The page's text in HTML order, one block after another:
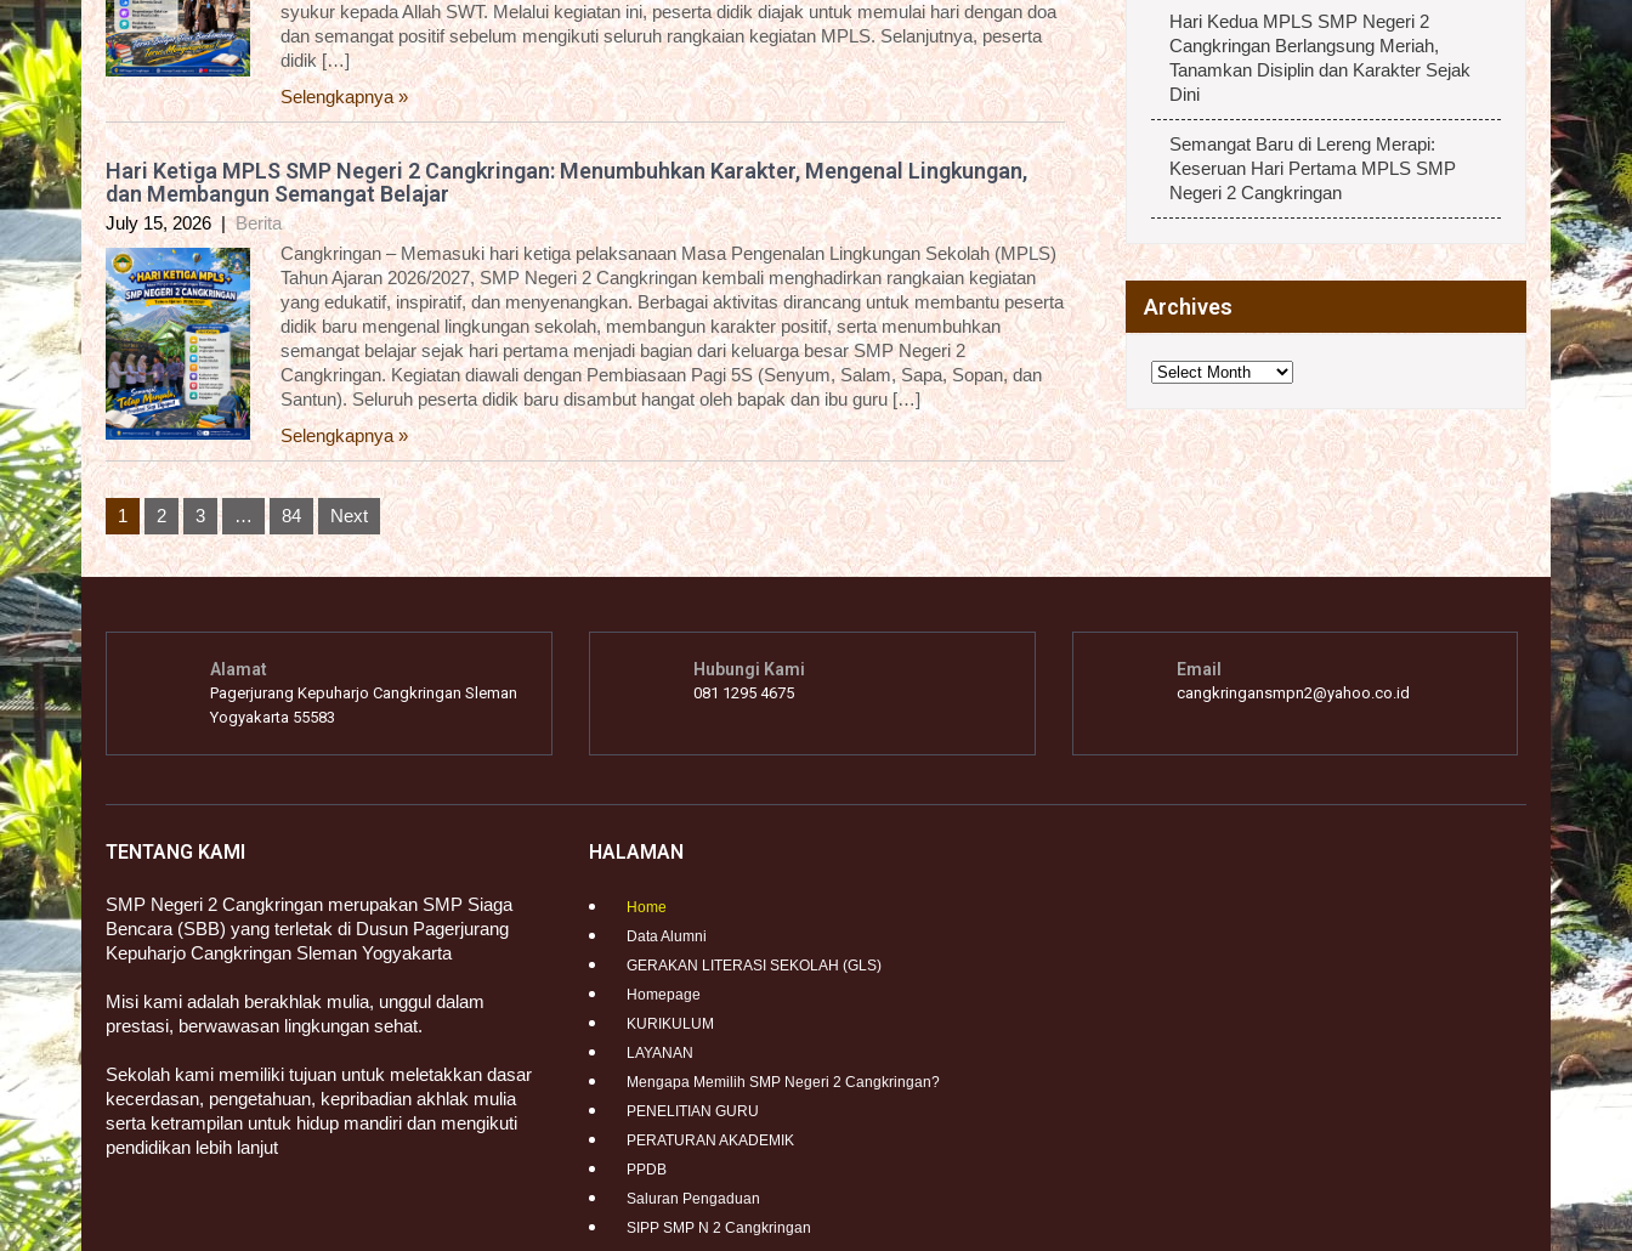
syukur kepada Allah SWT. Melalui kegiatan ini, peserta didik diajak untuk memulai hari dengan doa
dan semangat positif sebelum mengikuti seluruh rangkaian kegiatan MPLS. Selanjutnya, peserta
didik […]
Selengkapnya »
Hari Ketiga MPLS SMP Negeri 2 Cangkringan: Menumbuhkan Karakter, Mengenal Lingkungan,
dan Membangun Semangat Belajar
July 15, 2026 |Berita
Cangkringan – Memasuki hari ketiga pelaksanaan Masa Pengenalan Lingkungan Sekolah (MPLS)
Tahun Ajaran 2026/2027, SMP Negeri 2 Cangkringan kembali menghadirkan rangkaian kegiatan
yang edukatif, inspiratif, dan menyenangkan. Berbagai aktivitas dirancang untuk membantu peserta
didik baru mengenal lingkungan sekolah, membangun karakter positif, serta menumbuhkan
semangat belajar sejak hari pertama menjadi bagian dari keluarga besar SMP Negeri 2
Cangkringan. Kegiatan diawali dengan Pembiasaan Pagi 5S (Senyum, Salam, Sapa, Sopan, dan
Santun). Seluruh peserta didik baru disambut hangat oleh bapak dan ibu guru […]
Selengkapnya »
Posts
pagination
1 2 3 … 84 Next
Hari Kedua MPLS SMP Negeri 2
Cangkringan Berlangsung Meriah,
Tanamkan Disiplin dan Karakter Sejak
Dini
Semangat Baru di Lereng Merapi:
Keseruan Hari Pertama MPLS SMP
Negeri 2 Cangkringan
Archives
Archives
Alamat
Pagerjurang Kepuharjo Cangkringan Sleman
Yogyakarta 55583
Hubungi Kami
081 1295 4675
Email
cangkringansmpn2@yahoo.co.id
TENTANG KAMI
SMP Negeri 2 Cangkringan merupakan SMP Siaga
Bencara (SBB) yang terletak di Dusun Pagerjurang
Kepuharjo Cangkringan Sleman Yogyakarta
Misi kami adalah berakhlak mulia, unggul dalam
prestasi, berwawasan lingkungan sehat.
Sekolah kami memiliki tujuan untuk meletakkan dasar
kecerdasan, pengetahuan, kepribadian akhlak mulia
serta ketrampilan untuk hidup mandiri dan mengikuti
pendidikan lebih lanjut
HALAMAN
Home
Data Alumni
GERAKAN LITERASI SEKOLAH (GLS)
Homepage
KURIKULUM
LAYANAN
Mengapa Memilih SMP Negeri 2 Cangkringan?
PENELITIAN GURU
PERATURAN AKADEMIK
PPDB
Saluran Pengaduan
SIPP SMP N 2 Cangkringan